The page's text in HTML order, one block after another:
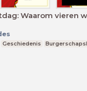
Waarom vieren
Geschiedenis